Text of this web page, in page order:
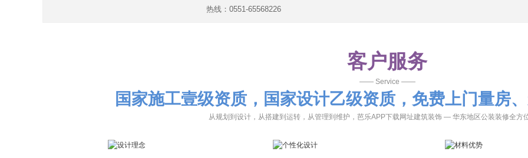
热线：0551-65568226
客户服务
—— Service ——
国家施工壹级资质，国家设计乙级资质，免费上门量房
从规划到设计，从搭建到运转，从管理到维护，芭乐APP下载网址建筑装饰 — 华东地区公装装修全